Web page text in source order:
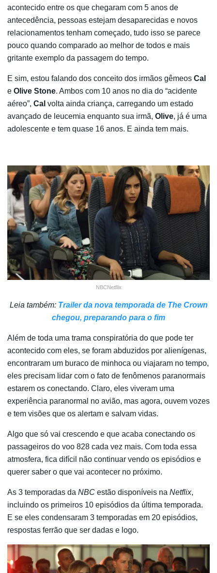
acontecido entre os que chegaram com 5 anos de
antecedência, pessoas estejam desaparecidas e novos
relacionamentos tenham começado, tudo isso se parece
pouco quando comparado ao melhor de todos e mais
gritante exemplo da passagem do tempo.
E sim, estou falando dos conceito dos irmãos gêmeos Cal
e Olive Stone. Ambos com 10 anos no dia do “acidente
aéreo”, Cal volta ainda criança, carregando um estado
avançado de leucemia enquanto sua irmã, Olive, já é uma
adolescente e tem quase 16 anos. E ainda tem mais.
NBCNetflix
Leia também: Trailer da nova temporada de The Crown
chegou, preparando para o fim
Além de toda uma trama conspiratória do que pode ter
acontecido com eles, se foram abduzidos por alienígenas,
encontraram um buraco de minhoca ou viajaram no tempo,
eles precisam lidar com o fato de fenômenos paranormais
estarem os conectando. Claro, eles viveram uma
experiência paranormal no avião, mas agora, ouvem vozes
e tem visões que os alertam e salvam vidas.
Algo que só vai crescendo e que acaba conectando os
passageiros do voo 828 cada vez mais. Com toda essa
atmosfera, fica difícil não continuar vendo os episódios e
querer saber o que vai acontecer no próximo.
As 3 temporadas da NBC estão disponíveis na Netflix,
incluindo os primeiros 10 episódios da última temporada.
E se eles condensaram 3 temporadas em 20 episódios,
respostas ferrão que ser dadas e logo.